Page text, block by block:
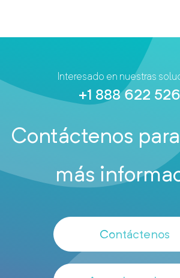
Interesado en nuestras
+1 888 622
Contáctenos
más
Contáctenos